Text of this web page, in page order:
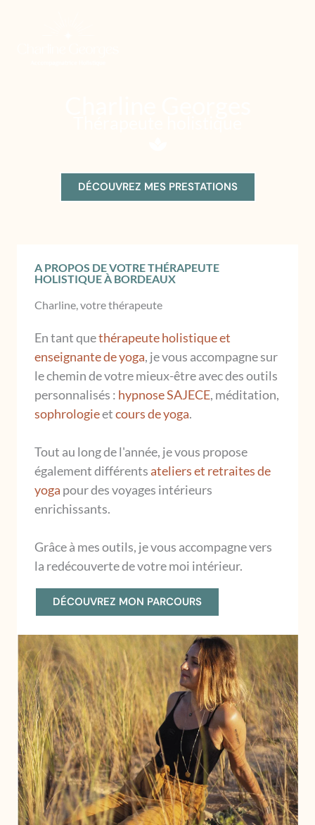
DÉCOUVREZ MES PRESTATIONS
A PROPOS DE VOTRE THÉRAPEUTE
HOLISTIQUE À BORDEAUX
Charline, votre thérapeute
En tant quethérapeute holistique et
enseignante de yoga, je vous accompagne sur
le chemin de votre mieux-être avec des outils
personnalisés : hypnose SAJECE, méditation,
sophrologieetcours de yoga.
Tout au long de l'année, je vous propose
également différentsateliers et retraites de
yoga pour des voyages intérieurs
enrichissants.
Grâce à mes outils, je vous accompagne vers
la redécouverte de votre moi intérieur.
DÉCOUVREZ MON PARCOURS